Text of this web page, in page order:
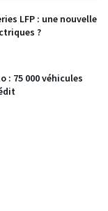
LFP : une nouvelle
?
: 75 000 véhicules